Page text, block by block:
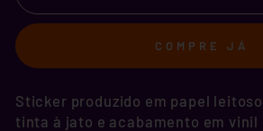
COMPRE JÁ
Sticker produzido em papel
tinta à jato e acabamento em vinil